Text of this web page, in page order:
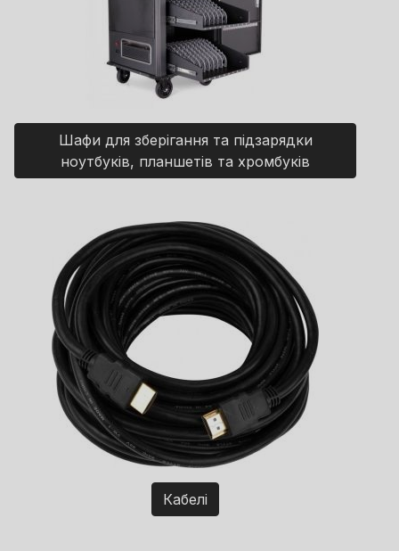
Шафи для зберігання та підзарядки
ноутбуків, планшетів та хромбуків
Кабелі